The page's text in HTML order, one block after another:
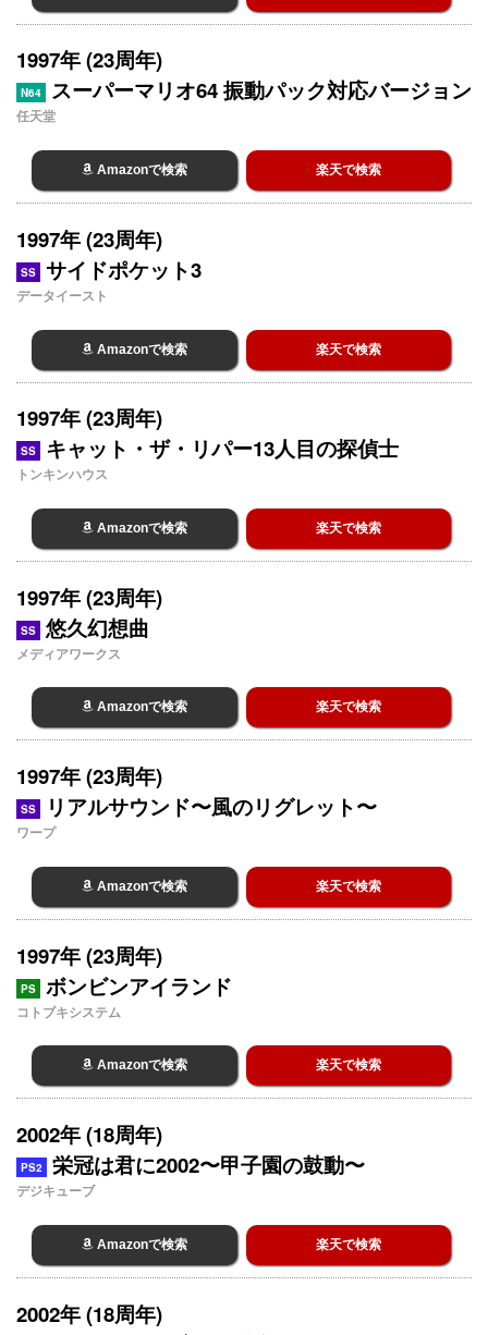
1997年 (23周年)
N64 スーパーマリオ64 振動パック対応バージョン
任天堂
Amazonで検索 楽天で検索
1997年 (23周年)
SS サイドポケット3
データイースト
Amazonで検索 楽天で検索
1997年 (23周年)
SS キャット・ザ・リパー13人目の探偵士
トンキンハウス
Amazonで検索 楽天で検索
1997年 (23周年)
SS 悠久幻想曲
メディアワークス
Amazonで検索 楽天で検索
1997年 (23周年)
SS リアルサウンド〜風のリグレット〜
ワープ
Amazonで検索 楽天で検索
1997年 (23周年)
PS ボンビンアイランド
コトブキシステム
Amazonで検索 楽天で検索
2002年 (18周年)
PS2 栄冠は君に2002〜甲子園の鼓動〜
デジキューブ
Amazonで検索 楽天で検索
2002年 (18周年)